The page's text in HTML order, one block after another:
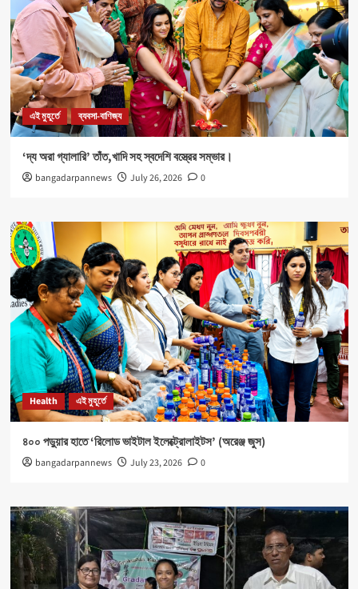
এই মুহূর্তে ব্যবসা-বাণিজ্য
‘দ্য অরা গ্যালারি’ তাঁত,খাদি সহ স্বদেশি বস্ত্রের সম্ভার।
bangadarpannews July 26, 2026 0
Health এই মুহূর্তে
৪০০ পড়ুয়ার হাতে ‘রিলোড ভাইটাল ইলেক্ট্রোলাইটস’ (অরেঞ্জ জুস)
bangadarpannews July 23, 2026 0